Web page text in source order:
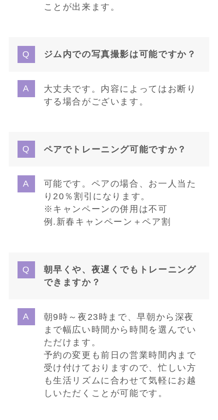
ことが出来ます。
ジム内での写真撮影は可能ですか？
大丈夫です。内容によってはお断り
する場合がございます。
ペアでトレーニング可能ですか？
可能です。ペアの場合、お一人当た
り20％割引になります。
※キャンペーンの併用は不可
例.新春キャンペーン＋ペア割
朝早くや、夜遅くでもトレーニング
できますか ？
朝9時～夜23時まで、早朝から深夜
まで幅広い時間から時間を選んでい
ただけます。
予約の変更も前日の営業時間内まで
受け付けておりますので、忙しい方
も生活リズムに合わせて気軽にお越
しいただくことが可能です。